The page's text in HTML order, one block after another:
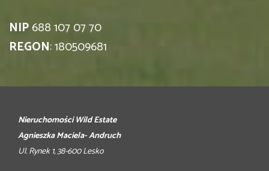
NIP688 107 07 70
REGON: 180509681
Nieruchomości Wild Estate
Agnieszka Maciela- Andruch
Ul. Rynek 1, 38-600 Lesko